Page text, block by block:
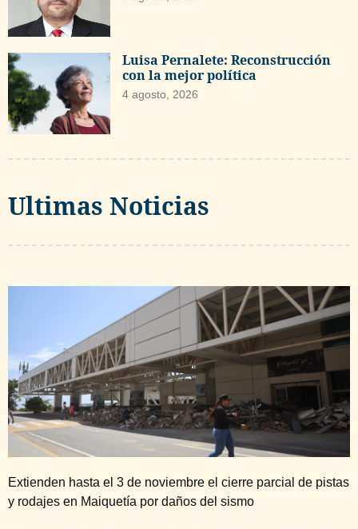
Luisa Pernalete: Reconstrucción
con la mejor política
4 agosto, 2026
Ultimas Noticias
Extienden hasta el 3 de noviembre el cierre parcial de pistas
y rodajes en Maiquetía por daños del sismo